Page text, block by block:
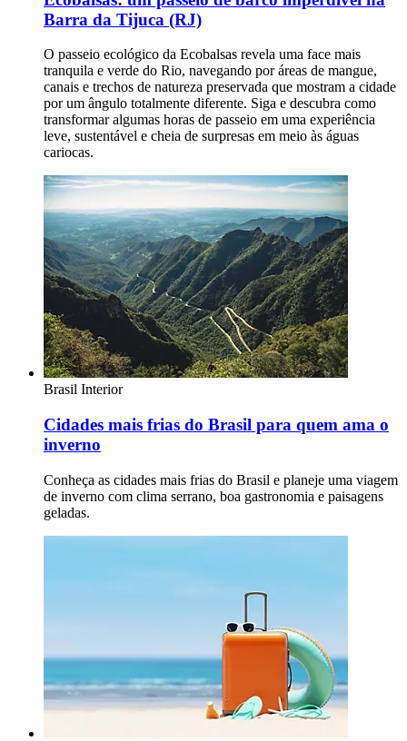
Barra da Tijuca (RJ)
O passeio ecológico da Ecobalsas revela uma face mais
tranquila e verde do Rio, navegando por áreas de mangue,
canais e trechos de natureza preservada que mostram a cidade
por um ângulo totalmente diferente. Siga e descubra como
transformar algumas horas de passeio em uma experiência
leve, sustentável e cheia de surpresas em meio às águas
cariocas.
Brasil Interior
Cidades mais frias do Brasil para quem ama o
inverno
Conheça as cidades mais frias do Brasil e planeje uma viagem
de inverno com clima serrano, boa gastronomia e paisagens
geladas.